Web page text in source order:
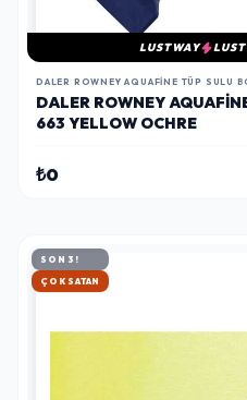
LUSTWAY
DALER ROWNEY AQUAFINE TÜP SULU
DALER ROWNEY
663 YELLOW OCHRE
₺0
SON 3!
HIZLI KARGO